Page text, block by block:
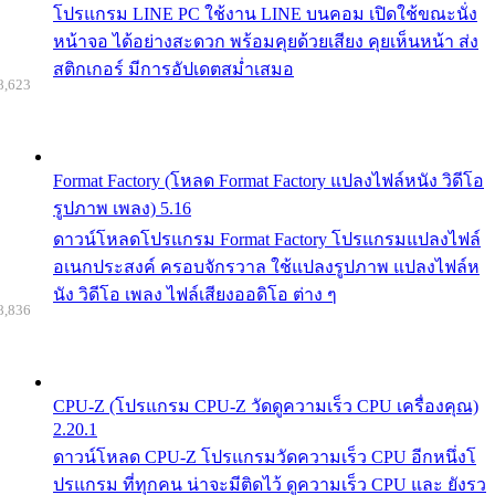
โปรแกรม LINE PC ใช้งาน LINE บนคอม เปิดใช้ขณะนั่ง
หน้าจอ ได้อย่างสะดวก พร้อมคุยด้วยเสียง คุยเห็นหน้า ส่ง
สติกเกอร์ มีการอัปเดตสม่ำเสมอ
Format Factory (โหลด Format Factory แปลงไฟล์หนัง วิดีโอ
รูปภาพ เพลง) 5.16
ดาวน์โหลดโปรแกรม Format Factory โปรแกรมแปลงไฟล์
อเนกประสงค์ ครอบจักรวาล ใช้แปลงรูปภาพ แปลงไฟล์ห
นัง วิดีโอ เพลง ไฟล์เสียงออดิโอ ต่าง ๆ
CPU-Z (โปรแกรม CPU-Z วัดดูความเร็ว CPU เครื่องคุณ)
2.20.1
ดาวน์โหลด CPU-Z โปรแกรมวัดความเร็ว CPU อีกหนึ่งโ
ปรแกรม ที่ทุกคน น่าจะมีติดไว้ ดูความเร็ว CPU และ ยังรว